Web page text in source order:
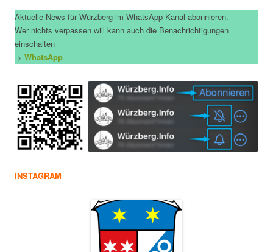
Aktuelle News für Würzberg im WhatsApp-Kanal abonnieren.
Wer nichts verpassen will kann auch die Benachrichtigungen
einschalten
-> WhatsApp
INSTAGRAM